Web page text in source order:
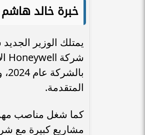
خبرة خالد
يمتلك الوزير
المتقدمة.
مشاريع كبيرة مع شركة